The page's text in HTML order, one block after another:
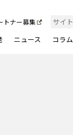
ニュース コラム
トナー募集